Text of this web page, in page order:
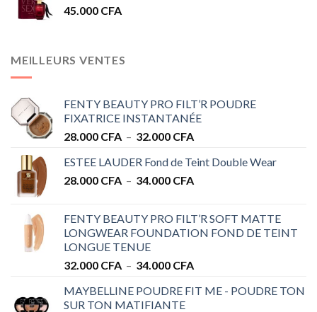
45.000 CFA
MEILLEURS VENTES
FENTY BEAUTY PRO FILT’R POUDRE
FIXATRICE INSTANTANÉE
28.000 CFA – 32.000 CFAPlage
prix :
28.000 CFA
ESTEE LAUDER Fond de Teint Double Wear
28.000 CFA – 34.000 CFAPlage
28.000 CFA
à
FENTY BEAUTY PRO FILT’R SOFT MATTE
LONGWEAR FOUNDATION FOND DE TEINT
LONGUE TENUE
32.000 CFA – 34.000 CFAPlage
prix :
MAYBELLINE POUDRE FIT ME - POUDRE TON
SUR TON MATIFIANTE